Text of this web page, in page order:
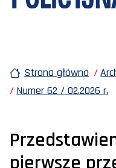
Strona główna
Numer 62 / 02.2026 r.
pierwsze